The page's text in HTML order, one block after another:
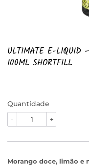
ULTIMATE E-LIQUID
100ML SHORTFILL
Quantidade
+
-
Morango doce, limão e